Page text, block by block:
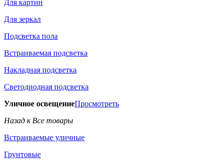
Для картин
Для зеркал
Подсветка пола
Встраиваемая подсветка
Накладная подсветка
Светодиодная подсветка
Уличное освещениеПросмотреть
Назад к Все товары
Встраиваемые уличные
Грунтовые